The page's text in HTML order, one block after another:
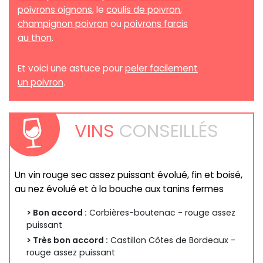
poivrons oignons, le coulis de poivron,
champignon poivron ou poivrons farcis
au thon.
Et voici une astuce pourpeler facilement
un poivron.
VINS CONSEILLÉS
Un vin rouge sec assez puissant évolué, fin et boisé,
au nez évolué et à la bouche aux tanins fermes
> Bon accord : Corbières-boutenac - rouge assez
puissant
> Très bon accord : Castillon Côtes de Bordeaux -
rouge assez puissant